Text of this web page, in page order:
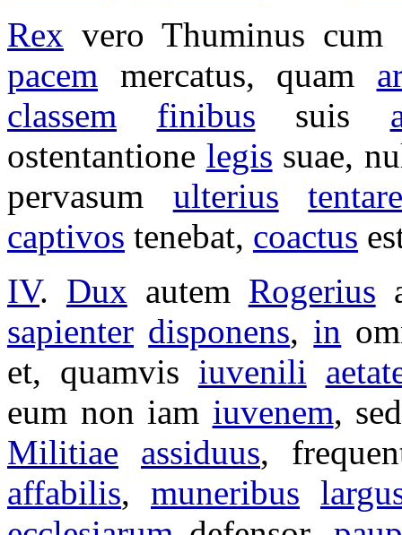
Rex vero Thuminus cum
pacem
mercatus, quam
classem
finibus suis
ostentantione legis suae,
pervasum
ulterius
captivos tenebat, coactus
IV. Dux autem Rogerius
sapienter disponens, in
et, quamvis iuvenili
eum non iam iuvenem,
Militiae
assiduus,
affabilis, muneribus